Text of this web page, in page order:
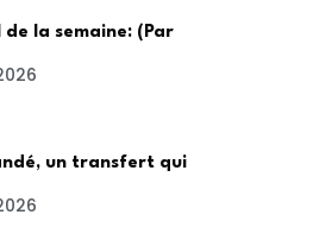
de la semaine: (Par
un transfert qui